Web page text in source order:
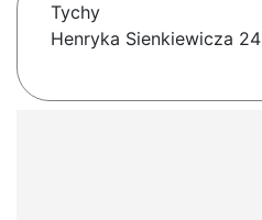
Tychy
Henryka Sienkiewicza 24